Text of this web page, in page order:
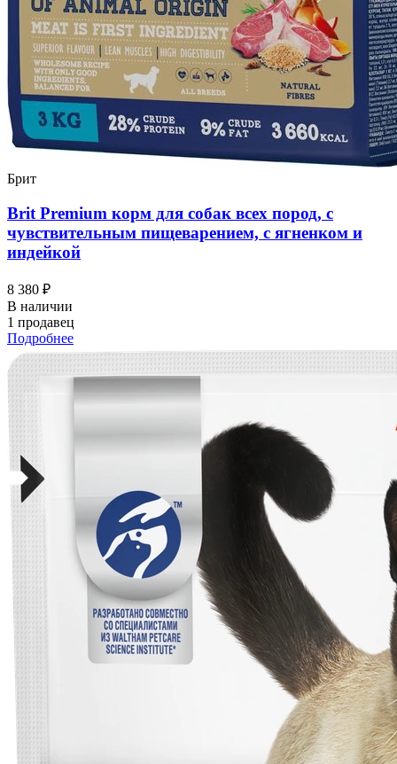
Брит
Brit Premium корм для собак всех пород, с
чувствительным пищеварением, с ягненком и
индейкой
8 380 ₽
В наличии
1 продавец
Подробнее